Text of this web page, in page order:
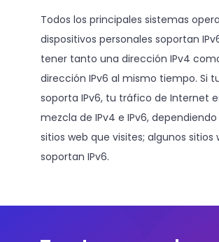
Todos los principales sistemas
dispositivos personales soportan
tener tanto una dirección IPv4
dirección IPv6 al mismo tiempo. Si tu
soporta IPv6, tu tráfico de Internet
mezcla de IPv4 e IPv6, dependiendo
sitios web que visites; algunos sitios
soportan IPv6.